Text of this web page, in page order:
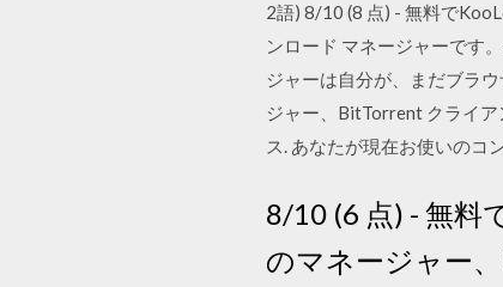
2語) 8/10 (8 点) - 無料で
ンロード マネージャーです
ジャーは自分が、まだブラ
ジャー、BitTorrent クライ
ス. あなたが現在お使いのコ
8/10 (6 点) - 無料
のマネージャー